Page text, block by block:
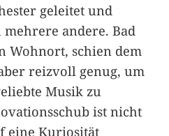
geleitet und
andere. Bad
Wohnort, schien dem
reizvoll genug, um
Musik zu
ist nicht
eine Kuriosität